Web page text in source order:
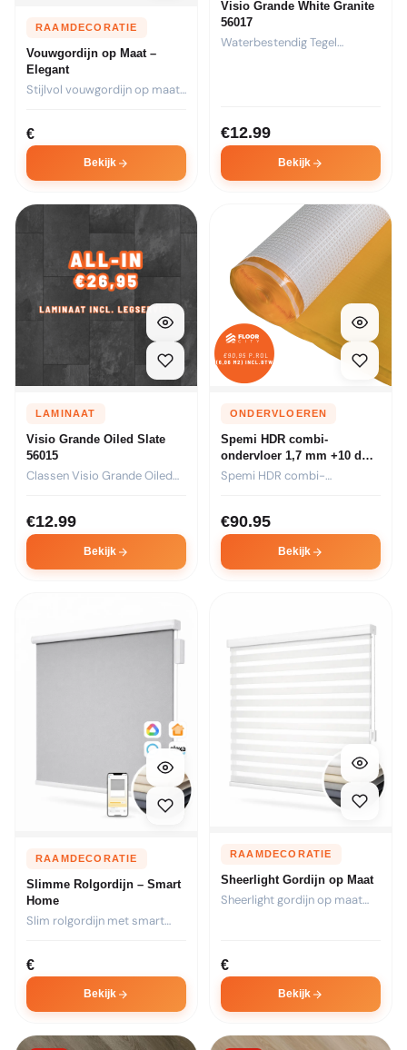
RAAMDECORATIE
Vouwgordijn op Maat –
Elegant
Stijlvol vouwgordijn op maat.
€
Bekijk
Visio Grande White Granite
56017
Waterbestendig Tegel
€12.99
Bekijk
LAMINAAT
Visio Grande Oiled Slate
56015
Classen Visio Grande Oiled
€12.99
Bekijk
ONDERVLOEREN
Spemi HDR combi-
ondervloer 1,7 mm +10 dB
laminaat (6,06 m2) Incl.BTW
Spemi HDR combi-
€90.95
Bekijk
RAAMDECORATIE
Slimme Rolgordijn – Smart
Home
Slim rolgordijn met smart
€
Bekijk
RAAMDECORATIE
Sheerlight Gordijn op Maat
Sheerlight gordijn op maat
€
Bekijk